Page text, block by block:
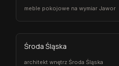
meble pokojowe na wymiar Jawor
Środa Śląska
architekt wnętrz Środa Śląska